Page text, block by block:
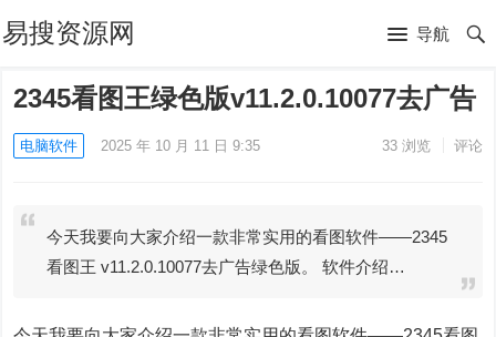
易搜资源网 导航
2345看图王绿色版v11.2.0.10077去广告
电脑软件 2025 年 10 月 11 日 9:35 33浏览 评论
今天我要向大家介绍一款非常实用的看图软件——2345
看图王 v11.2.0.10077去广告绿色版。 软件介绍…